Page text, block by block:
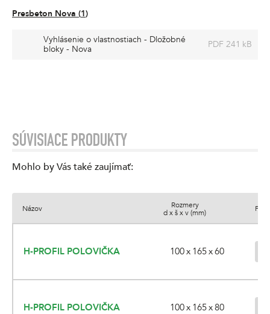
Presbeton Nova (1)
Vyhlásenie o vlastnostiach - Dložobné
bloky - Nova
PDF 241 kB
SÚVISIACE PRODUKTY
Mohlo by Vás také zaujímať:
Názov
Rozmery
d x š x v (mm)
H-PROFIL POLOVIČKA 100 x 165 x 60
H-PROFIL POLOVIČKA 100 x 165 x 80